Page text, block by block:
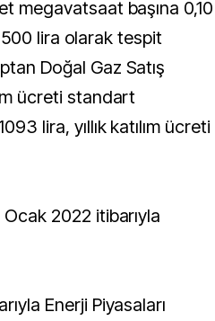
megavatsaat başına 0,10
500 lira olarak tespit
Doğal Gaz Satış
ücreti standart
lira, yıllık katılım ücreti
2022 itibarıyla
Enerji Piyasaları